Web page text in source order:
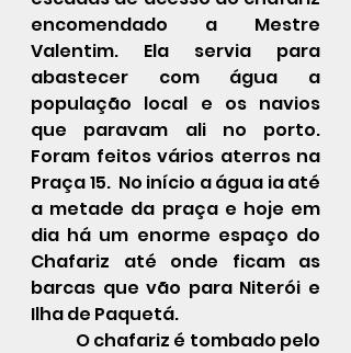
encomendado a Mestre
Valentim. Ela servia para
abastecer com água a
população local e os navios
que paravam ali no porto.
Foram feitos vários aterros na
Praça 15.  No início a água ia até
a metade da praça e hoje em
dia há um enorme espaço do
Chafariz até onde ficam as
barcas que vão para Niterói e
Ilha de Paquetá.